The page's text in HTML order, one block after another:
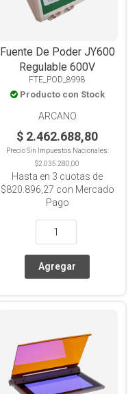
Fuente De Poder JY600
Regulable 600V
FTE_POD_8998
Producto con Stock
ARCANO
$ 2.462.688,80
Precio Sin Impuestos Nacionales:
$2.035.280,00
Hasta en 3 cuotas de
$820.896,27 con Mercado
Pago